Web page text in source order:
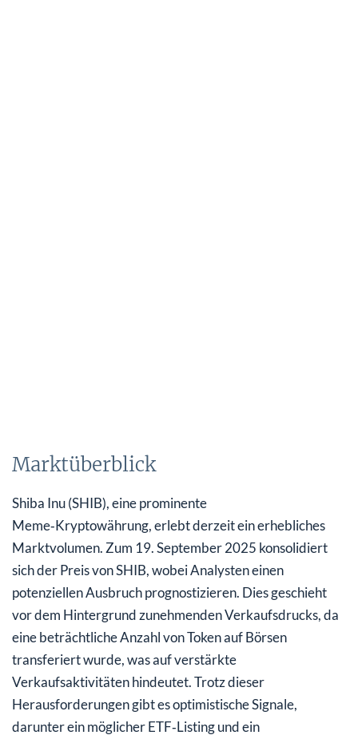
Marktüberblick
Shiba Inu (SHIB), eine prominente
Meme‑Kryptowährung, erlebt derzeit ein erhebliches
Marktvolumen. Zum 19. September 2025 konsolidiert
sich der Preis von SHIB, wobei Analysten einen
potenziellen Ausbruch prognostizieren. Dies geschieht
vor dem Hintergrund zunehmenden Verkaufsdrucks, da
eine beträchtliche Anzahl von Token auf Börsen
transferiert wurde, was auf verstärkte
Verkaufsaktivitäten hindeutet. Trotz dieser
Herausforderungen gibt es optimistische Signale,
darunter ein möglicher ETF‑Listing und ein